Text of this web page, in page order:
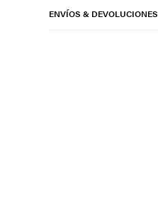
ENVÍOS & DEVOLUCIONES